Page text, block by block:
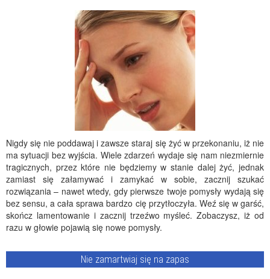
Nigdy się nie poddawaj i zawsze staraj się żyć w przekonaniu, iż nie
ma sytuacji bez wyjścia. Wiele zdarzeń wydaje się nam niezmiernie
tragicznych, przez które nie będziemy w stanie dalej żyć, jednak
zamiast się załamywać i zamykać w sobie, zacznij szukać
rozwiązania – nawet wtedy, gdy pierwsze twoje pomysły wydają się
bez sensu, a cała sprawa bardzo cię przytłoczyła. Weź się w garść,
skończ lamentowanie i zacznij trzeźwo myśleć. Zobaczysz, iż od
razu w głowie pojawią się nowe pomysły.
Nie zamartwiaj się na zapas